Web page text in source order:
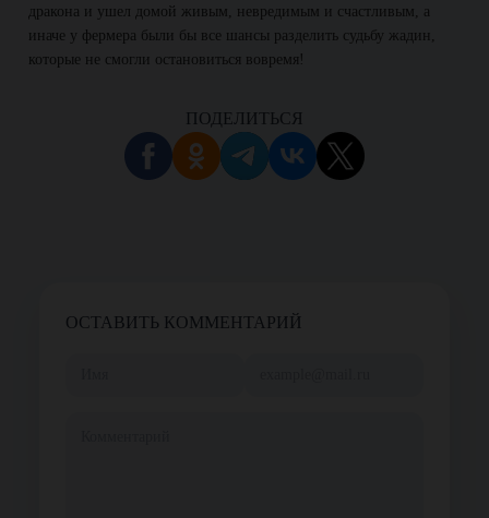
дракона и ушел домой живым, невредимым и счастливым, а
иначе у фермера были бы все шансы разделить судьбу жадин,
которые не смогли остановиться вовремя!
ПОДЕЛИТЬСЯ
ОСТАВИТЬ КОММЕНТАРИЙ